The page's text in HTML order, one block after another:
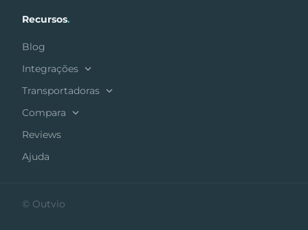
Recursos.
Blog
Integrações
Transportadoras
Compara
Reviews
Ajuda
© Outvio